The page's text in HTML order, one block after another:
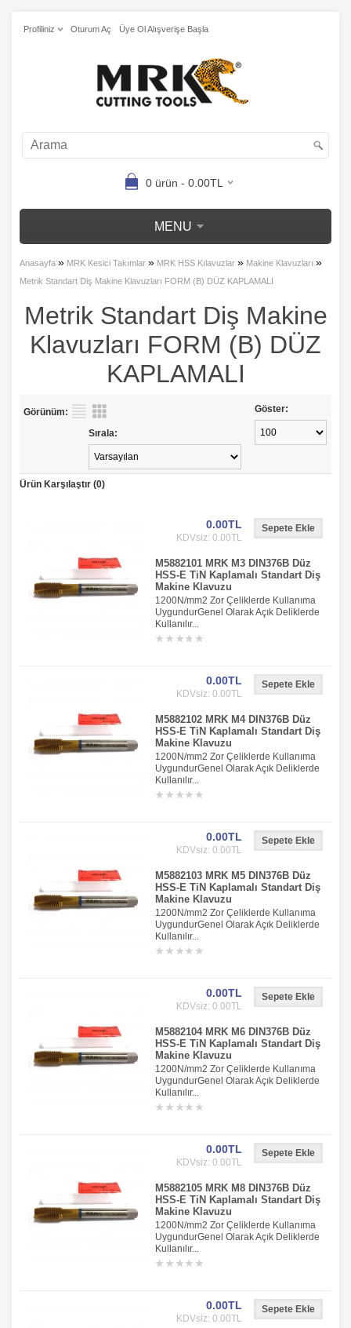
Profiliniz Oturum Aç Üye Ol Alışverişe Başla
0 ürün - 0.00TL
MENU
Anasayfa » MRK Kesici Takımlar » MRK HSS Kılavuzlar » Makine Klavuzları »
Metrik Standart Diş Makine Klavuzları FORM (B) DÜZ KAPLAMALI
Metrik Standart Diş Makine
Klavuzları FORM (B) DÜZ
KAPLAMALI
Görünüm: Göster:
Sırala:
Ürün Karşılaştır (0)
0.00TL
KDVsiz: 0.00TL
M5882101 MRK M3 DIN376B Düz
HSS-E TiN Kaplamalı Standart Diş
Makine Klavuzu
1200N/mm2 Zor Çeliklerde Kullanıma
UygundurGenel Olarak Açık Deliklerde
Kullanılır...
0.00TL
KDVsiz: 0.00TL
M5882102 MRK M4 DIN376B Düz
HSS-E TiN Kaplamalı Standart Diş
Makine Klavuzu
1200N/mm2 Zor Çeliklerde Kullanıma
UygundurGenel Olarak Açık Deliklerde
Kullanılır...
0.00TL
KDVsiz: 0.00TL
M5882103 MRK M5 DIN376B Düz
HSS-E TiN Kaplamalı Standart Diş
Makine Klavuzu
1200N/mm2 Zor Çeliklerde Kullanıma
UygundurGenel Olarak Açık Deliklerde
Kullanılır...
0.00TL
KDVsiz: 0.00TL
M5882104 MRK M6 DIN376B Düz
HSS-E TiN Kaplamalı Standart Diş
Makine Klavuzu
1200N/mm2 Zor Çeliklerde Kullanıma
UygundurGenel Olarak Açık Deliklerde
Kullanılır...
0.00TL
KDVsiz: 0.00TL
M5882105 MRK M8 DIN376B Düz
HSS-E TiN Kaplamalı Standart Diş
Makine Klavuzu
1200N/mm2 Zor Çeliklerde Kullanıma
UygundurGenel Olarak Açık Deliklerde
Kullanılır...
0.00TL
KDVsiz: 0.00TL